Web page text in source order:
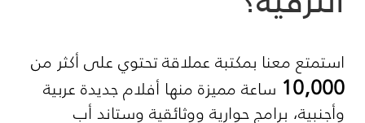
استمتع معنا بمكتبة عملاقة تحتوي على أكثر من
10,000 ساعة مميزة منها أفلام جديدة عربية
وأجنبية، برامج حوارية ووثائقية وستاند أب